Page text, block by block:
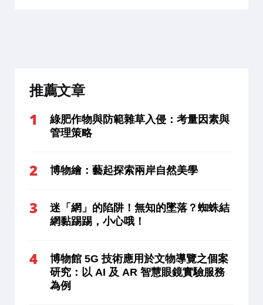
推薦文章
綠肥作物與防範雜草入侵：考量因素與
管理策略
博物繪：藝起探索兩岸自然美學
迷「網」的陷阱！無知的墜落？蜘蛛結
網黏踢踢，小心哦！
博物館 5G 技術應用於文物導覽之個案
研究：以 AI 及 AR 智慧眼鏡實驗服務
為例